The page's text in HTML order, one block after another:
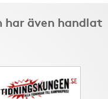
även handlat